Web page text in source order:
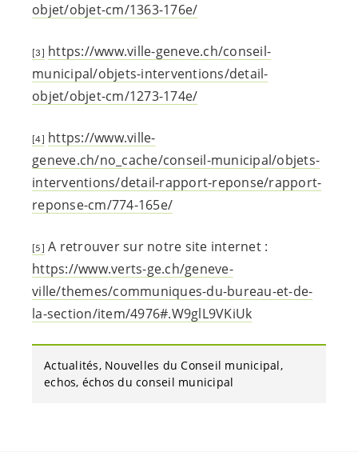
objet/objet-cm/1363-176e/
[3]
https://www.ville-geneve.ch/conseil-
municipal/objets-interventions/detail-
objet/objet-cm/1273-174e/
[4]
https://www.ville-
geneve.ch/no_cache/conseil-municipal/objets-
interventions/detail-rapport-reponse/rapport-
reponse-cm/774-165e/
[5]
A retrouver sur notre site internet :
https://www.verts-ge.ch/geneve-
ville/themes/communiques-du-bureau-et-de-
la-section/item/4976#.W9glL9VKiUk
Actualités Nouvelles du Conseil municipal
echos échos du conseil municipal